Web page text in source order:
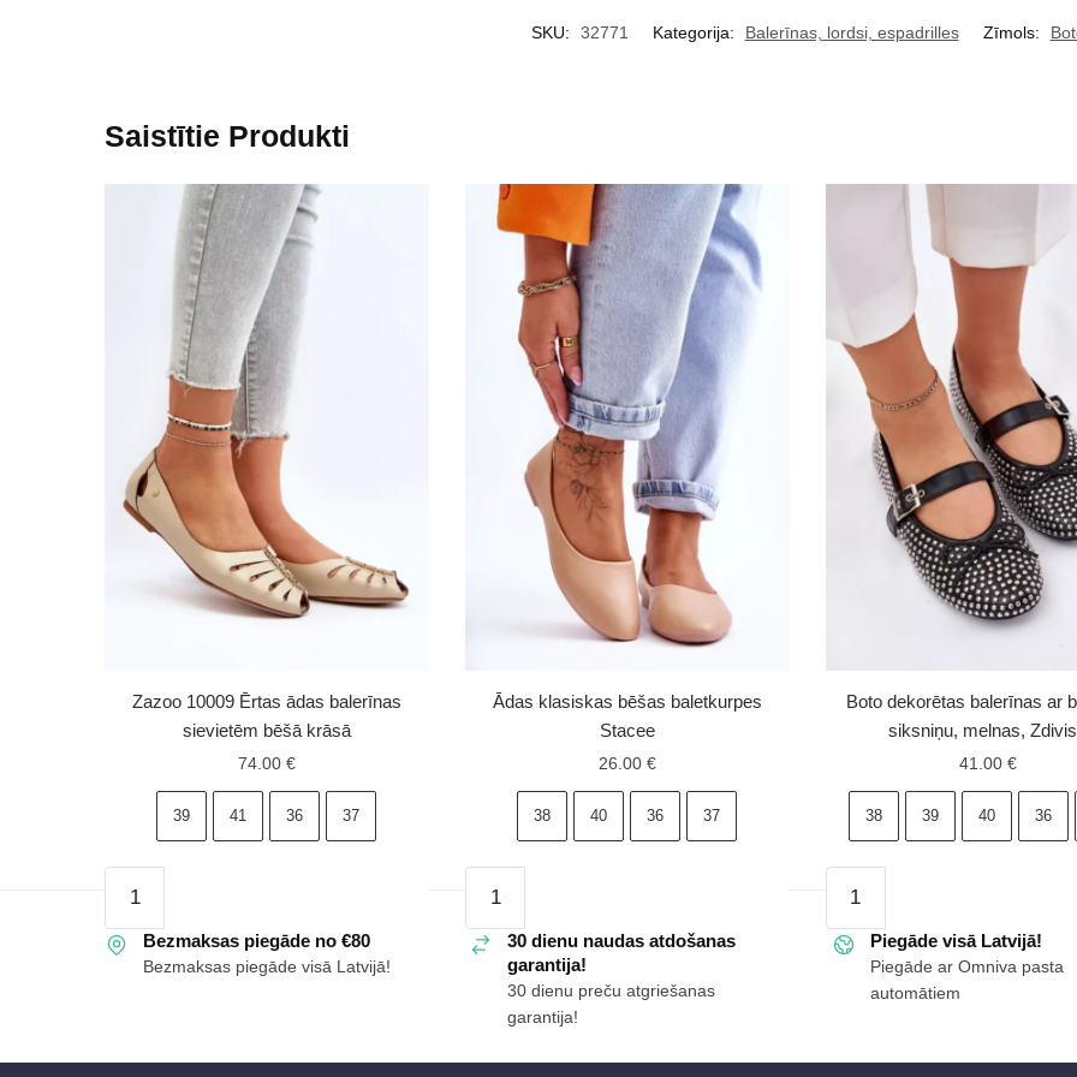
SKU: 32771 Kategorija: Balerīnas, lordsi, espadrilles Zīmols:
Saistītie Produkti
Zazoo 10009 Ērtas ādas balerīnas
sievietēm bēšā krāsā
74.00 €
39 41 36 37
10009
Ērtas
ādas
bēšā
Ādas klasiskas bēšas baletkurpes
Stacee
26.00 €
38 40 36 37
klasiskas
bēšas
baletkurpes
Stacee
daudzums
Boto dekorētas balerīnas ar
siksniņu, melnas,
41.00 €
38 39 40 36
dekorētas
balerīnas
siksniņu,
Bezmaksas piegāde no €80
Bezmaksas piegāde visā Latvijā!
30 dienu naudas atdošanas
garantija!
30 dienu preču atgriešanas
garantija!
Piegāde visā Latvijā!
Piegāde ar Omniva pasta
automātiem